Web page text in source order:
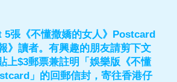
5張《不懂撒嬌的女人》Postcard
》讀者。有興趣的朋友請剪下文
上$3郵票兼註明「娛樂版《不懂
」的回郵信封，寄往香港仔